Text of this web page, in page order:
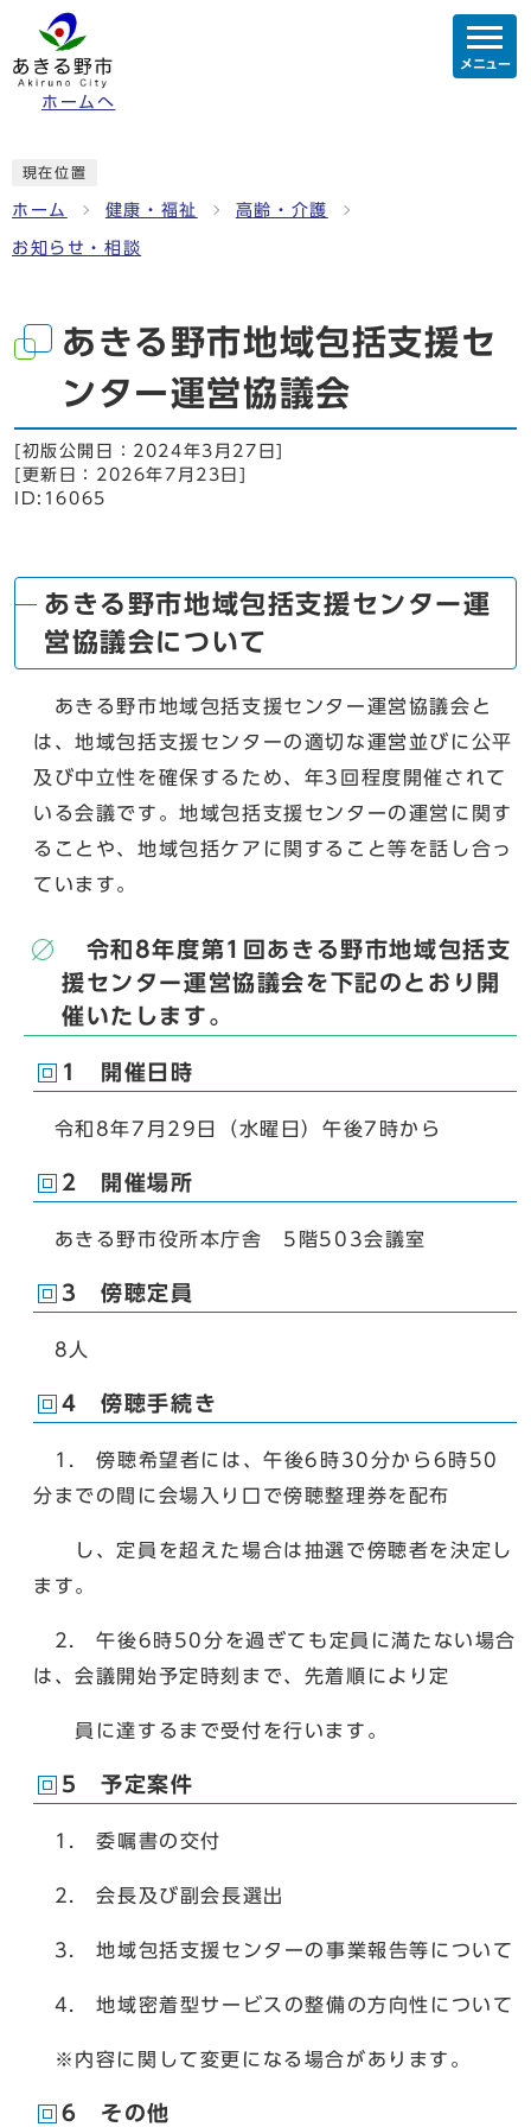
ホームへ
メニュー
現在位置
ホーム 健康・福祉 高齢・介護
お知らせ・相談
あきる野市地域包括支援セ
ンター運営協議会
[初版公開日： 2024年3月27日
[更新日： 2026年7月23日
ID:16065
あきる野市地域包括支援センター運
営協議会について
あきる野市地域包括支援センター運営協議会と
は、地域包括支援センターの適切な運営並びに公平
及び中立性を確保するため、年3回程度開催されて
いる会議です。地域包括支援センターの運営に関す
ることや、地域包括ケアに関すること等を話し合っ
ています。
令和8年度第1回あきる野市地域包括支
援センター運営協議会を下記のとおり開
催いたします。
1 開催日時
令和8年7月29日（水曜日）午後7時から
2 開催場所
あきる野市役所本庁舎 5階503会議室
3 傍聴定員
8人
4 傍聴手続き
1. 傍聴希望者には、午後6時30分から6時50
分までの間に会場入り口で傍聴整理券を配布
し、定員を超えた場合は抽選で傍聴者を決定し
ます。
2. 午後6時50分を過ぎても定員に満たない場合
は、会議開始予定時刻まで、先着順により定
員に達するまで受付を行います。
5 予定案件
1. 委嘱書の交付
2. 会長及び副会長選出
3. 地域包括支援センターの事業報告等について
4. 地域密着型サービスの整備の方向性について
※内容に関して変更になる場合があります。
6 その他